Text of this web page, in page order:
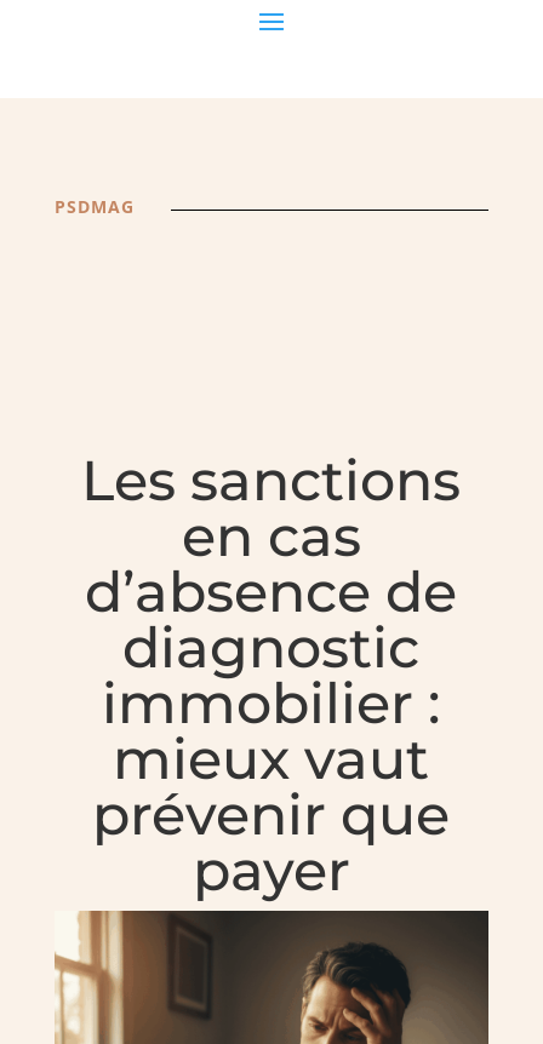
PSDMAG
Les sanctions
en cas
d’absence de
diagnostic
immobilier :
mieux vaut
prévenir que
payer